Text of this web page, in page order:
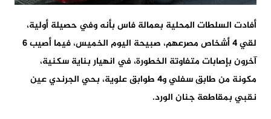
أفادت السلطات المحلية بعمالة فاس بأنه وفي حصيلة أولية،
لقي 4 أشخاص مصرعهم، صبيحة اليوم الخميس، فيما أصيب 6
آخرون بإصابات متفاوتة الخطورة، في انهيار بناية سكنية،
مكونة من طابق سفلي و4 طوابق علوية، بحي الجرندي عين
نقبي بمقاطعة جنان الورد.